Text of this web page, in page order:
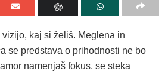
vizijo, kaj si želiš. Meglena in
se predstava o prihodnosti ne bo
namenjaš fokus, se steka